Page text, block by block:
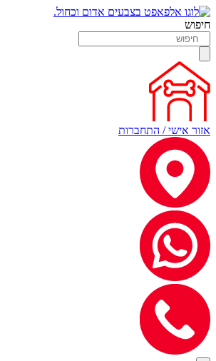
חיפוש
אזור אישי / התחברות